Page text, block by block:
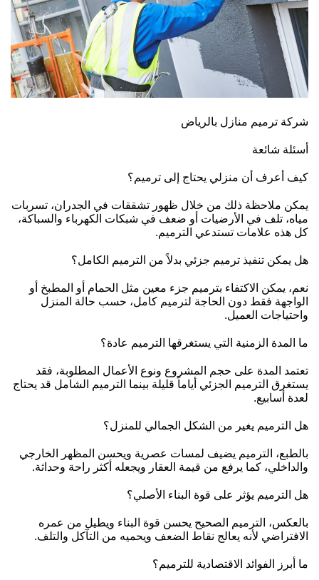
شركة ترميم منازل بالرياض
أسئلة شائعة
كيف أعرف أن منزلي يحتاج إلى ترميم؟
يمكن ملاحظة ذلك من خلال ظهور تشققات في الجدران، تسربات
مياه، تلف في الأرضيات أو ضعف في شبكات الكهرباء والسباكة،
كل هذه علامات تستدعي الترميم.
هل يمكن تنفيذ ترميم جزئي بدلاً من الترميم الكامل؟
نعم، يمكن الاكتفاء بترميم جزء معين مثل الحمام أو المطبخ أو
الواجهة فقط دون الحاجة لترميم كامل، حسب حالة المنزل
واحتياجات العميل.
ما المدة الزمنية التي يستغرقها الترميم عادة؟
تعتمد المدة على حجم المشروع ونوع الأعمال المطلوبة، فقد
يستغرق الترميم الجزئي أياماً قليلة بينما الترميم الشامل قد يحتاج
لعدة أسابيع.
هل الترميم يغير من الشكل الجمالي للمنزل؟
بالطبع، الترميم يضيف لمسات عصرية ويحسن المظهر الخارجي
والداخلي، كما يرفع من قيمة العقار ويجعله أكثر راحة وحداثة.
هل الترميم يؤثر على قوة البناء الأصلي؟
بالعكس، الترميم الصحيح يحسن قوة البناء ويطيل من عمره
الافتراضي لأنه يعالج نقاط الضعف ويحميه من التآكل والتلف.
ما أبرز الفوائد الاقتصادية للترميم؟